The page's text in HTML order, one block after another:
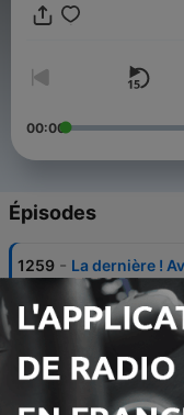
est prêt !
, le
David Blot, c'est tous
après
La dernière!
00:00
Épisodes
1259 - La dernière !
!
08 juil. 2026
Gaspard
nos invités +